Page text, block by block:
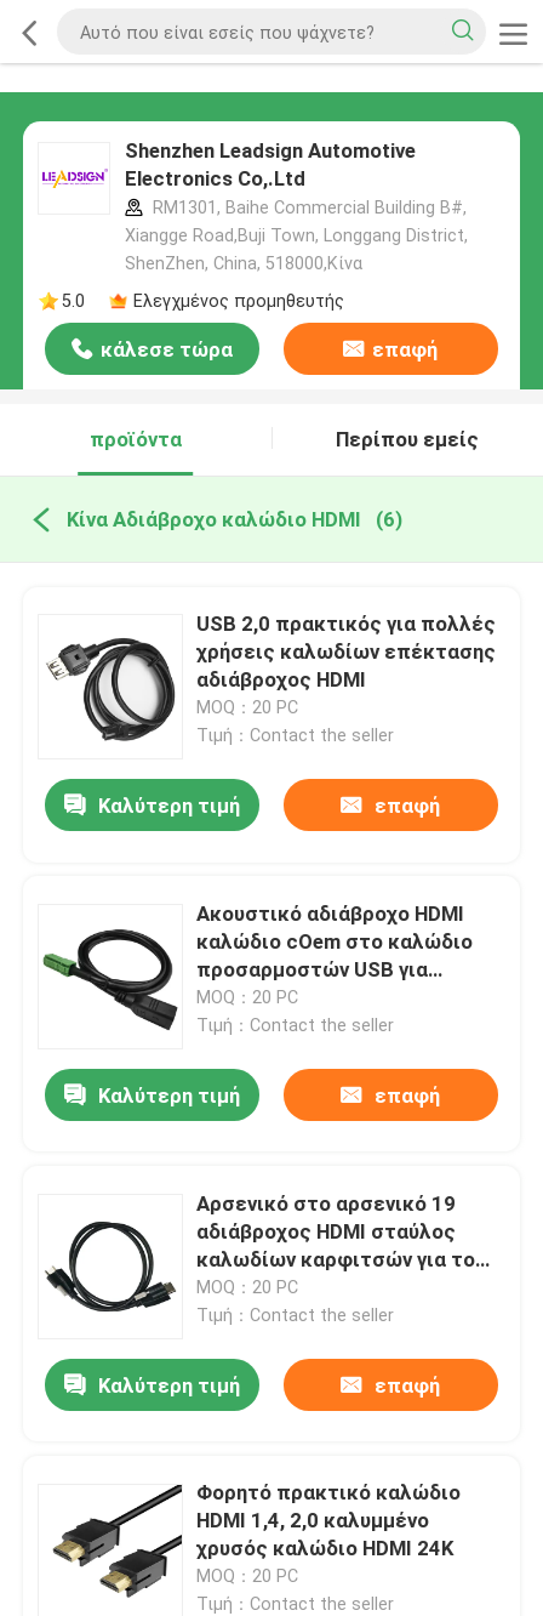
Shenzhen Leadsign Automotive
Electronics Co,.Ltd
RM1301, Baihe Commercial Building B#,
Xiangge Road,Buji Town, Longgang District,
ShenZhen, China, 518000,Κίνα
5.0
Ελεγχμένος προμηθευτής
κάλεσε τώρα επαφή
προϊόντα Περίπου εμείς
Κίνα Αδιάβροχο καλώδιο HDMI (6)
USB 2,0 πρακτικός για πολλές
χρήσεις καλωδίων επέκτασης
αδιάβροχος HDMI
MOQ：20 PC
Τιμή：Contact the seller
Καλύτερη τιμή επαφή
Ακουστικό αδιάβροχο HDMI
καλώδιο cOem στο καλώδιο
προσαρμοστών USB για
αυτοκίνητο
MOQ：20 PC
Τιμή：Contact the seller
Καλύτερη τιμή επαφή
Αρσενικό στο αρσενικό 19
αδιάβροχος HDMI σταύλος
καλωδίων καρφιτσών για το
Media Player
MOQ：20 PC
Τιμή：Contact the seller
Καλύτερη τιμή επαφή
Φορητό πρακτικό καλώδιο
HDMI 1,4, 2,0 καλυμμένο
χρυσός καλώδιο HDMI 24K
MOQ：20 PC
Τιμή：Contact the seller